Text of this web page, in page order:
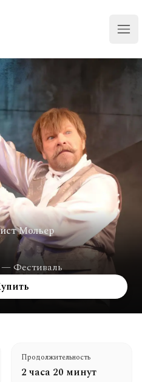
Мольер
— Фестиваль
Продолжительность
2 часа 20 минут